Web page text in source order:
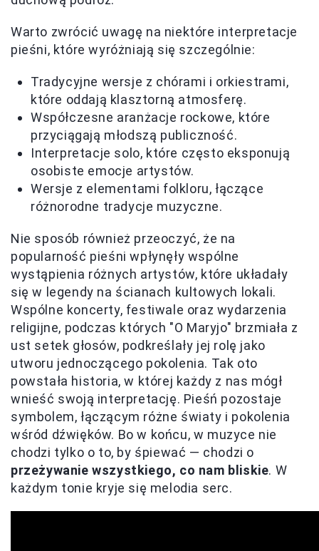
Warto zwrócić uwagę na niektóre interpretacje
pieśni, które wyróżniają się szczególnie:
Tradycyjne wersje z chórami i orkiestrami,
które oddają klasztorną atmosferę.
Współczesne aranżacje rockowe, które
przyciągają młodszą publiczność.
Interpretacje solo, które często eksponują
osobiste emocje artystów.
Wersje z elementami folkloru, łączące
różnorodne tradycje muzyczne.
Nie sposób również przeoczyć, że na
popularność pieśni wpłynęły wspólne
wystąpienia różnych artystów, które układały
się w legendy na ścianach kultowych lokali.
Wspólne koncerty, festiwale oraz wydarzenia
religijne, podczas których "O Maryjo" brzmiała z
ust setek głosów, podkreślały jej rolę jako
utworu jednoczącego pokolenia. Tak oto
powstała historia, w której każdy z nas mógł
wnieść swoją interpretację. Pieśń pozostaje
symbolem, łączącym różne światy i pokolenia
wśród dźwięków. Bo w końcu, w muzyce nie
chodzi tylko o to, by śpiewać — chodzi o
przeżywanie wszystkiego, co nam bliskie. W
każdym tonie kryje się melodia serc.